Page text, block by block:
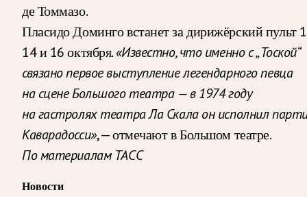
де Томмазо.
Пласидо Доминго встанет за дирижёрский пульт
14 и 16 октября.«Известно, что именно с „Тоской“
связано первое выступление легендарного певца
на сцене Большого театра — в 1974 году
на гастролях театра Ла Скала он исполнил
Каварадосси», — отмечают в Большом театре.
По материалам ТАСС
Новости